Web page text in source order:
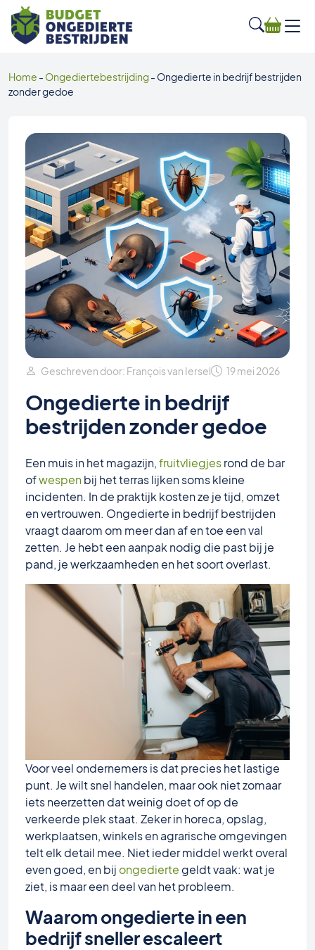
Home - Ongediertebestrijding- Ongedierte in bedrijf bestrijden
zonder gedoe
Geschreven door: François van Iersel 19 mei 2026
Ongedierte in bedrijf
bestrijden zonder gedoe
Een muis in het magazijn,fruitvliegjesrond de bar
ofwespenbij het terras lijken soms kleine
incidenten. In de praktijk kosten ze je tijd, omzet
en vertrouwen. Ongedierte in bedrijf bestrijden
vraagt daarom om meer dan af en toe een val
zetten. Je hebt een aanpak nodig die past bij je
pand, je werkzaamheden en het soort overlast.
Voor veel ondernemers is dat precies het lastige
punt. Je wilt snel handelen, maar ook niet zomaar
iets neerzetten dat weinig doet of op de
verkeerde plek staat. Zeker in horeca, opslag,
werkplaatsen, winkels en agrarische omgevingen
telt elk detail mee. Niet ieder middel werkt overal
even goed, en bij ongedierte geldt vaak: wat je
ziet, is maar een deel van het probleem.
Waarom ongedierte in een
bedrijf sneller escaleert